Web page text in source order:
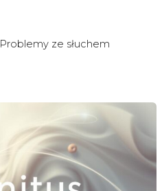
Problemy ze słuchem